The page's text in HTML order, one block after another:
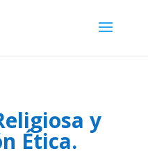
y
Ética.